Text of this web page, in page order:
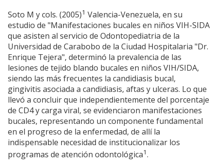
Soto M y cols. (2005)1 Valencia-Venezuela, en su
estudio de "Manifestaciones bucales en niños VIH-SIDA
que asisten al servicio de Odontopediatria de la
Universidad de Carabobo de la Ciudad Hospitalaria "Dr.
Enrique Tejera", determinó la prevalencia de las
lesiones de tejido blando bucales en niños VIH/SIDA,
siendo las más frecuentes la candidiasis bucal,
gingivitis asociada a candidiasis, aftas y ulceras. Lo que
llevó a concluir que independientemente del porcentaje
de CD4 y carga viral, se evidenciaron manifestaciones
bucales, representando un componente fundamental
en el progreso de la enfermedad, de allí la
indispensable necesidad de institucionalizar los
programas de atención odontológica1.